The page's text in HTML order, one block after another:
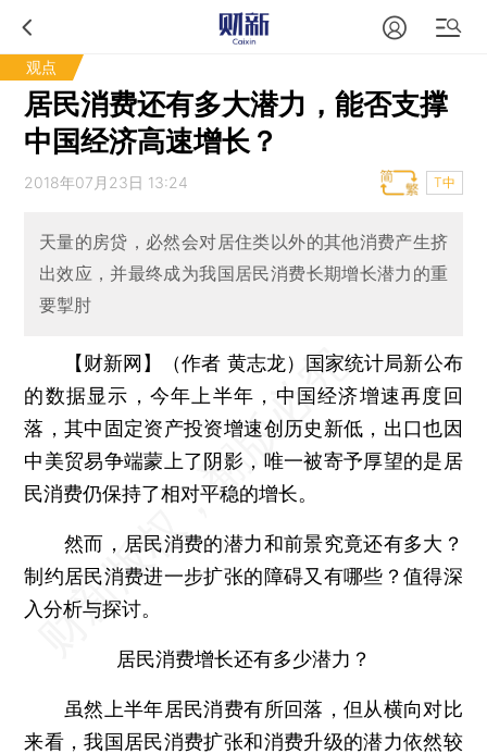
观点
居民消费还有多大潜力，能否支撑
中国经济高速增长？
2018年07月23日 13:24 T中
天量的房贷，必然会对居住类以外的其他消费产生挤
出效应，并最终成为我国居民消费长期增长潜力的重
要掣肘
【财新网】（作者 黄志龙） 国家统计局新公布
的数据显示，今年上半年，中国经济增速再度回
落，其中固定资产投资增速创历史新低，出口也因
中美贸易争端蒙上了阴影，唯一被寄予厚望的是居
民消费仍保持了相对平稳的增长。
然而，居民消费的潜力和前景究竟还有多大？
制约居民消费进一步扩张的障碍又有哪些？值得深
入分析与探讨。
居民消费增长还有多少潜力？
虽然上半年居民消费有所回落，但从横向对比
来看，我国居民消费扩张和消费升级的潜力依然较